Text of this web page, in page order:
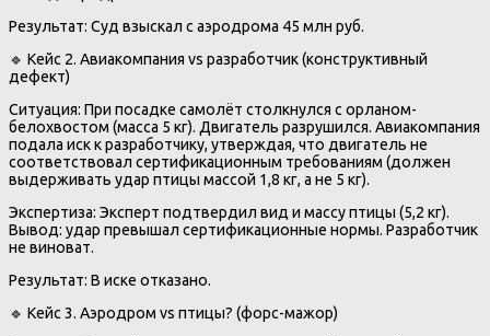
Результат: Суд взыскал с аэродрома 45 млн руб.
🔹 Кейс 2. Авиакомпания vs разработчик (конструктивный
дефект)
Ситуация: При посадке самолёт столкнулся с орланом-
белохвостом (масса 5 кг). Двигатель разрушился. Авиакомпания
подала иск к разработчику, утверждая, что двигатель не
соответствовал сертификационным требованиям (должен
выдерживать удар птицы массой 1,8 кг, а не 5 кг).
Экспертиза: Эксперт подтвердил вид и массу птицы (5,2 кг).
Вывод: удар превышал сертификационные нормы. Разработчик
не виноват.
Результат: В иске отказано.
🔹 Кейс 3. Аэродром vs птицы? (форс-мажор)